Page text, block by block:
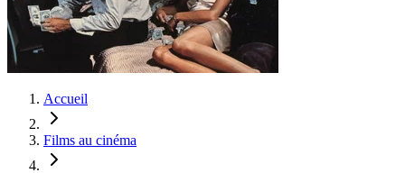
Accueil
Films au cinéma